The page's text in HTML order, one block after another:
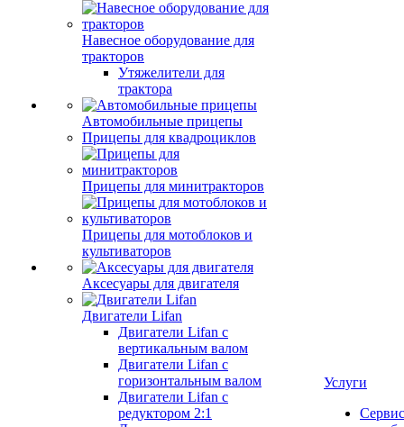
Навесное оборудование для
тракторов
Утяжелители для
трактора
Автомобильные прицепы
Прицепы для квадроциклов
Прицепы для минитракторов
Прицепы для мотоблоков и
культиваторов
Аксесуары для двигателя
Двигатели Lifan
Двигатели Lifan с
вертикальным валом
Двигатели Lifan с
горизонтальным валом
Двигатели Lifan с
редуктором 2:1
Услуги